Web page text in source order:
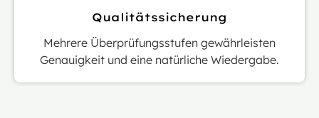
Qualitätssicherung
Mehrere Überprüfungsstufen gewährleisten
Genauigkeit und eine natürliche Wiedergabe.